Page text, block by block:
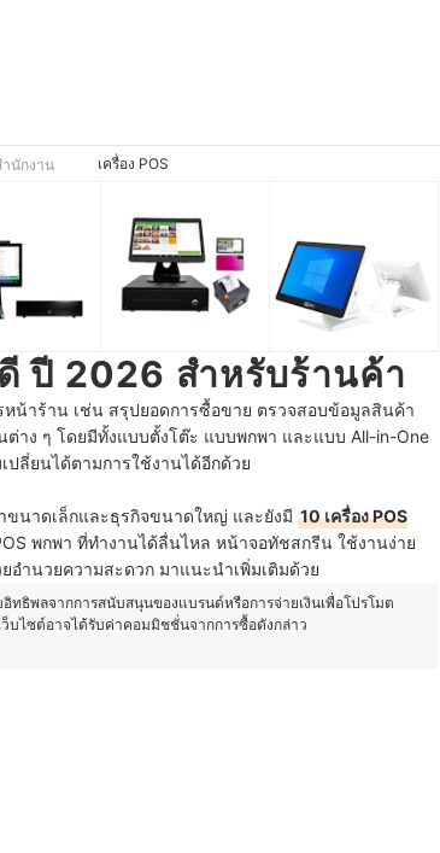
นักงาน เครื่อง POS
ปี 2026 สำหรับร้านค้า
น้าร้าน เช่น สรุปยอดการซื้อขาย ตรวจสอบข้อมูลสินค้า
ต่าง ๆ โดยมีทั้งแบบตั้งโต๊ะ แบบพกพา และแบบ All-in-One
ปลี่ยนได้ตามการใช้งานได้อีกด้วย
ขนาดเล็กและธุรกิจขนาดใหญ่ และยังมี 10 เครื่อง POS
พกพา ที่ทำงานได้ลื่นไหล หน้าจอทัชสกรีน ใช้งานง่าย
อำนวยความสะดวก มาแนะนำเพิ่มเติมด้วย
ทธิพลจากการสนับสนุนของแบรนด์หรือการจ่ายเงินเพื่อโปรโมต
บไซต์อาจได้รับค่าคอมมิชชั่นจากการซื้อดังกล่าว